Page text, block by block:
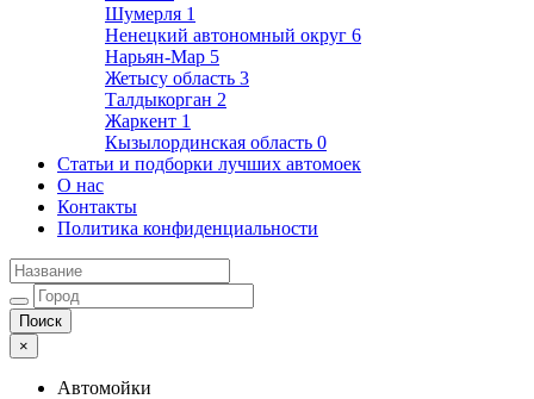
Шумерля 1
Ненецкий автономный округ 6
Нарьян-Мар 5
Жетысу область 3
Талдыкорган 2
Жаркент 1
Кызылординская область 0
Статьи и подборки лучших автомоек
О нас
Контакты
Политика конфиденциальности
×
Автомойки